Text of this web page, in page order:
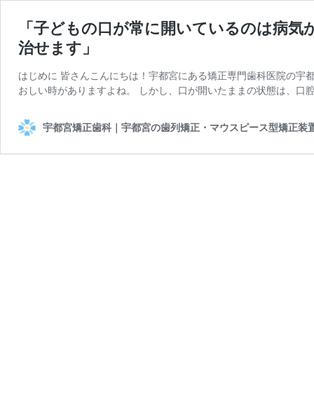
「子どもの口が常に開いているのは病
治せます」
はじめに 皆さんこんにちは！宇都宮にある矯正専門歯科医院の宇
おしい時がありますよね。 しかし、口が開いたままの状態は、
宇都宮矯正歯科｜宇都宮の歯列矯正・マウスピース型矯正装